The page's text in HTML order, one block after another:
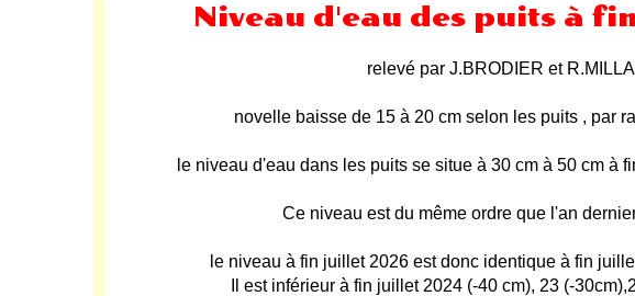
Niveau d'eau des puits à
relevé par J.BRODIER et
novelle baisse de 15 à 20 cm selon les puits , par
le niveau d'eau dans les puits se situe à 30 cm à 50 cm à
Ce niveau est du même ordre que l'an
le niveau à fin juillet 2026 est donc identique à fin
Il est inférieur à fin juillet 2024 (-40 cm), 23 (-